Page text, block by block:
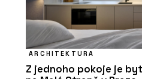
ARCHITEKTURA
Z jednoho pokoje je